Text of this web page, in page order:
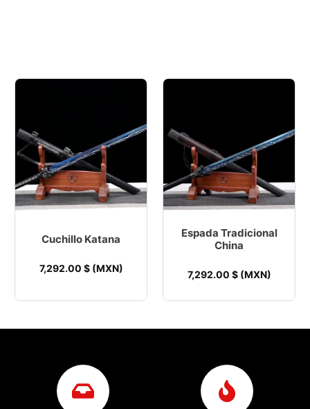
Cuchillo Katana
7,292.00 $ (MXN)
Espada Tradicional
China
7,292.00 $ (MXN)